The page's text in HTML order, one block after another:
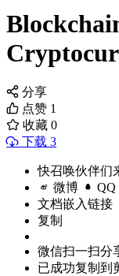
分享
点赞 1
收藏 0
下载 3
快召唤伙伴们
微博 QQ
文档嵌入链接
复制
微信扫一扫分
已成功复制到